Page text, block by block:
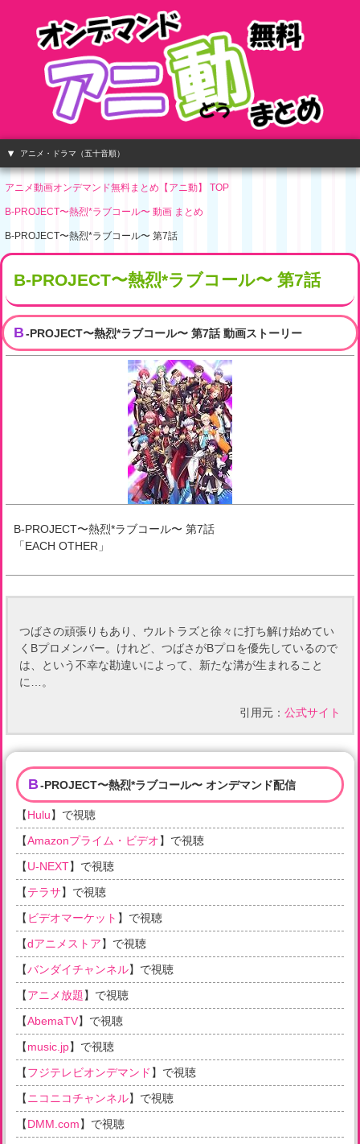
アニメ・ドラマ（五十音順）
アニメ動画オンデマンド無料まとめ【アニ動】 TOP
B-PROJECT〜熱烈*ラブコール〜 動画 まとめ
B-PROJECT〜熱烈*ラブコール〜 第7話
B-PROJECT〜熱烈*ラブコール〜 第7話
B-PROJECT〜熱烈*ラブコール〜 第7話 動画ストーリー
B-PROJECT〜熱烈*ラブコール〜 第7話
「EACH OTHER 」
つばさの頑張りもあり、ウルトラズと徐々に打ち解け始めてい
くBプロメンバー。けれど、つばさがBプロを優先しているので
は、という不幸な勘違いによって、新たな溝が生まれること
に…。
引用元： 公式サイト
B-PROJECT〜熱烈*ラブコール〜 オンデマンド配信
【Hulu】で視聴
【Amazonプライム・ビデオ】で視聴
【U-NEXT】で視聴
【テラサ】で視聴
【 ビデオマーケット 】で視聴
【dアニメストア】で視聴
【バンダイチャンネル】で視聴
【アニメ放題】で視聴
【AbemaTV】で視聴
【music.jp】で視聴
【フジテレビオンデマンド 】で視聴
【ニコニコチャンネル】で視聴
【DMM.com】で視聴